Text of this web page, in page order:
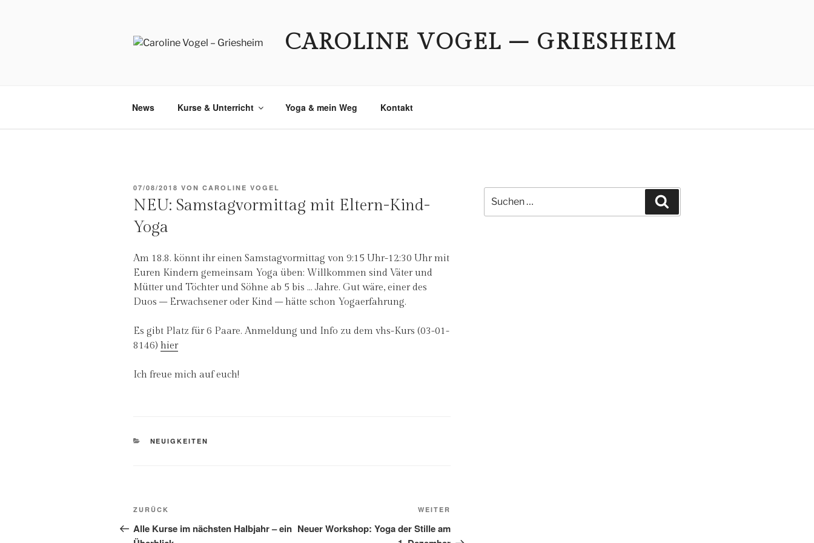
CAROLINE VOGEL – GRIESHEIM
News Kurse & Unterricht Yoga & mein Weg Kontakt
VERÖFFENTLICHT
AM
07/08/2018 VON CAROLINE VOGEL
NEU: Samstagvormittag mit Eltern-Kind-
Yoga
Am 18.8. könnt ihr einen Samstagvormittag von 9:15 Uhr-12:30 Uhr mit
Euren Kindern gemeinsam Yoga üben: Willkommen sind Väter und
Mütter und Töchter und Söhne ab 5 bis … Jahre. Gut wäre, einer des
Duos – Erwachsener oder Kind – hätte schon Yogaerfahrung.
Es gibt Platz für 6 Paare. Anmeldung und Info zu dem vhs-Kurs (03-01-
8146) hier
Ich freue mich auf euch!
KATEGORIEN
NEUIGKEITEN
Beitragsnavigation
Vorheriger
Beitrag
ZURÜCK
Alle Kurse im nächsten Halbjahr – ein
Beitrag
WEITER
Neuer Workshop: Yoga der Stille am
nach: